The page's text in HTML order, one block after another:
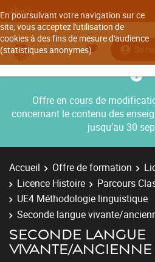
En poursuivant votre navigation sur ce
site, vous acceptez l'utilisation de
cookies à des fins de mesure d'audience
(statistiques anonymes).
Aller à
Se
Offre en cours de
concernant le contenu des
jusqu’au 30
Accueil Offre de formation
Licence Histoire
Parcours
UE4 Méthodologie linguistique
Seconde langue vivante/
SECONDE LANGUE
VIVANTE/